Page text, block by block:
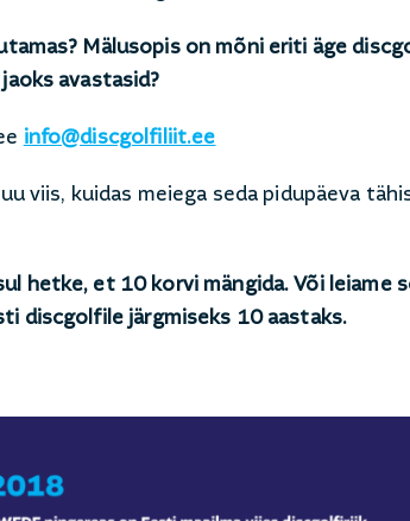
Mälusopis on mõni eriti äge
avastasid?
info@discgolfiliit.ee
viis, kuidas meiega seda pidupäeva
hetke, et 10 korvi mängida. Või
discgolfile järgmiseks 10 aastaks.